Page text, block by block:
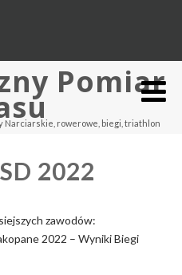
Pomiar
Narciarskie, rowerowe, biegi, triathlon
2022
zawodów:
2022 – Wyniki Biegi